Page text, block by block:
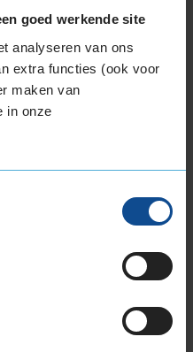
goed werkende site
analyseren van ons
extra functies (ook voor
maken van
in onze